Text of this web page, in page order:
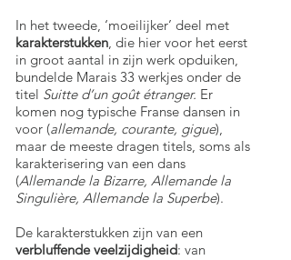
In het tweede, ‘moeilijker’ deel met
karakterstukken, die hier voor het eerst
in groot aantal in zijn werk opduiken,
bundelde Marais 33 werkjes onder de
titel Suitte d’un goût étranger. Er
komen nog typische Franse dansen in
voor (allemande, courante, gigue),
maar de meeste dragen titels, soms als
karakterisering van een dans
(Allemande la Bizarre, Allemande la
Singulière, Allemande la Superbe).
De karakterstukken zijn van een
verbluffende veelzijdigheid: van